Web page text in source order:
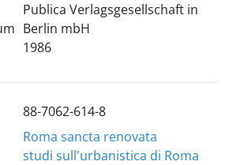
Publica Verlagsgesellschaft in
Berlin mbH
1986
88-7062-614-8
Roma sancta renovata
studi sull'urbanistica di Roma